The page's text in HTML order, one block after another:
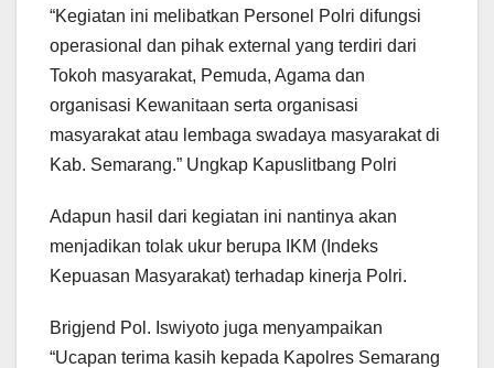
“Kegiatan ini melibatkan Personel Polri difungsi
operasional dan pihak external yang terdiri dari
Tokoh masyarakat, Pemuda, Agama dan
organisasi Kewanitaan serta organisasi
masyarakat atau lembaga swadaya masyarakat di
Kab. Semarang.” Ungkap Kapuslitbang Polri
Adapun hasil dari kegiatan ini nantinya akan
menjadikan tolak ukur berupa IKM (Indeks
Kepuasan Masyarakat) terhadap kinerja Polri.
Brigjend Pol. Iswiyoto juga menyampaikan
“Ucapan terima kasih kepada Kapolres Semarang